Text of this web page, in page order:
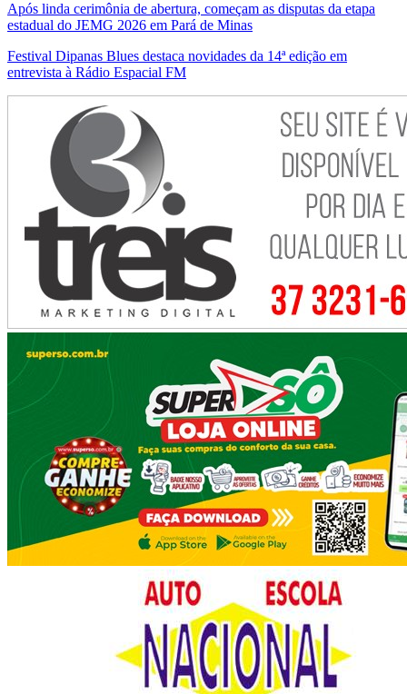
Após linda cerimônia de abertura, começam as disputas da etapa
estadual do JEMG 2026 em Pará de Minas
Festival Dipanas Blues destaca novidades da 14ª edição em
entrevista à Rádio Espacial FM